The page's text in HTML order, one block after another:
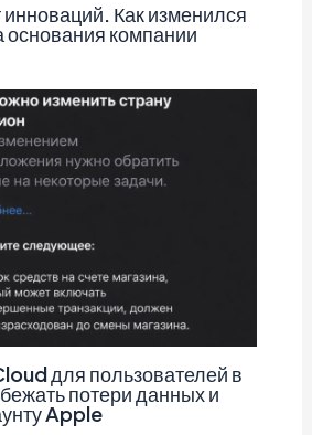
Как изменился
основания компании
для пользователей в
потери данных и
Apple